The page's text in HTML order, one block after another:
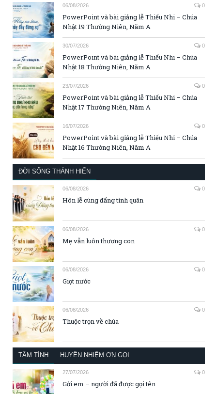
06/08/2026 0
PowerPoint và bài giảng lễ Thiếu Nhi – Chúa
Nhật 19 Thường Niên, Năm A
30/07/2026 0
PowerPoint và bài giảng lễ Thiếu Nhi – Chúa
Nhật 18 Thường Niên, Năm A
23/07/2026 0
PowerPoint và bài giảng lễ Thiếu Nhi – Chúa
Nhật 17 Thường Niên, Năm A
16/07/2026 0
PowerPoint và bài giảng lễ Thiếu Nhi – Chúa
Nhật 16 Thường Niên, Năm A
ĐỜI SỐNG THÁNH HIẾN
06/08/2026 0
Hôn lễ cùng đấng tình quân
06/08/2026 0
Mẹ vẫn luôn thương con
06/08/2026 0
Giọt nước
06/08/2026 0
Thuộc trọn về chúa
TÂM TÌNH HUYỀN NHIỆM ƠN GỌI
27/07/2026 0
Gởi em – người đã được gọi tên